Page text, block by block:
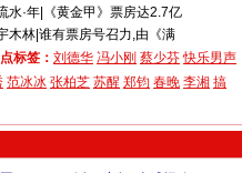
水·年|
《黄金甲》票房达2.7亿
木林| 谁有票房号召力,由《满
标签： 刘德华 冯小刚 蔡少芬 快乐男声
范冰冰 张柏芝 苏醒 郑钧 春晚 李湘 搞